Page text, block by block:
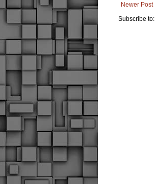
Newer Post
Subscribe to: